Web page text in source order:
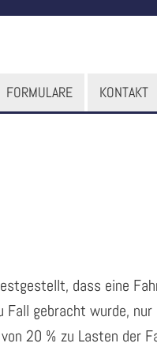
FORMULARE KONTAKT
dass eine
Fall gebracht wurde,
20 % zu Lasten der